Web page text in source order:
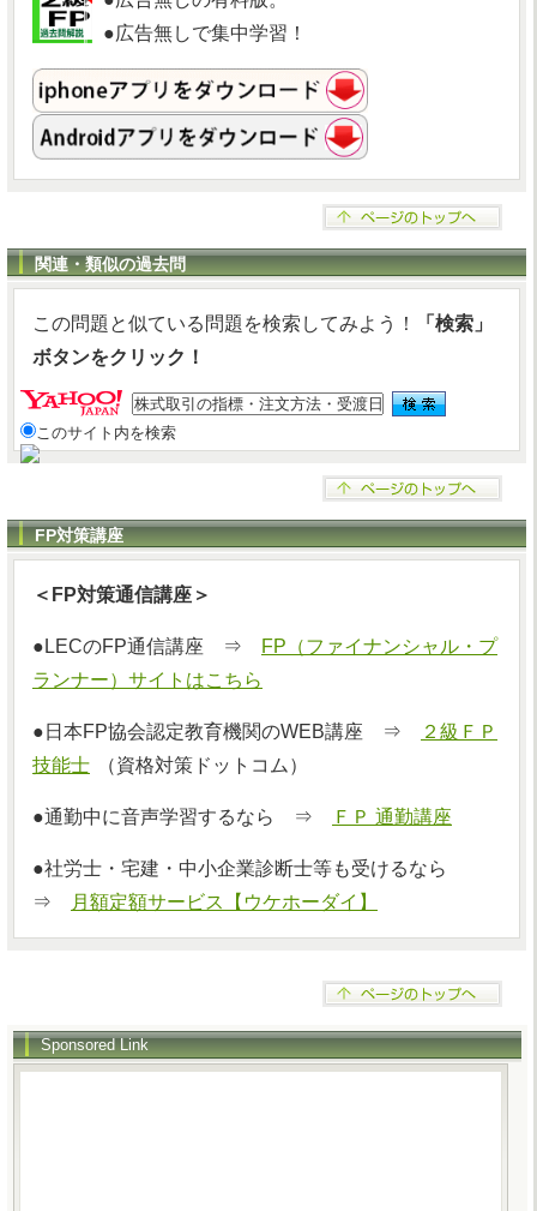
●広告無しで集中学習！
関連・類似の過去問
この問題と似ている問題を検索してみよう！
「検索」
ボタンをクリック！
このサイト内を検索
FP対策講座
＜FP対策通信講座＞
●LECのFP通信講座 ⇒
FP（ファイナンシャル・プ
ランナー）サイトはこちら
●日本FP協会認定教育機関のWEB講座 ⇒
２級ＦＰ
技能士
（資格対策ドットコム）
●通勤中に音声学習するなら ⇒ ＦＰ 通勤講座
●社労士・宅建・中小企業診断士等も受けるなら
⇒
月額定額サービス【ウケホーダイ】
Sponsored Link